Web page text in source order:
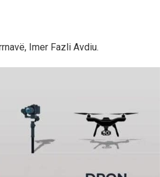
Imer Fazli Avdiu.